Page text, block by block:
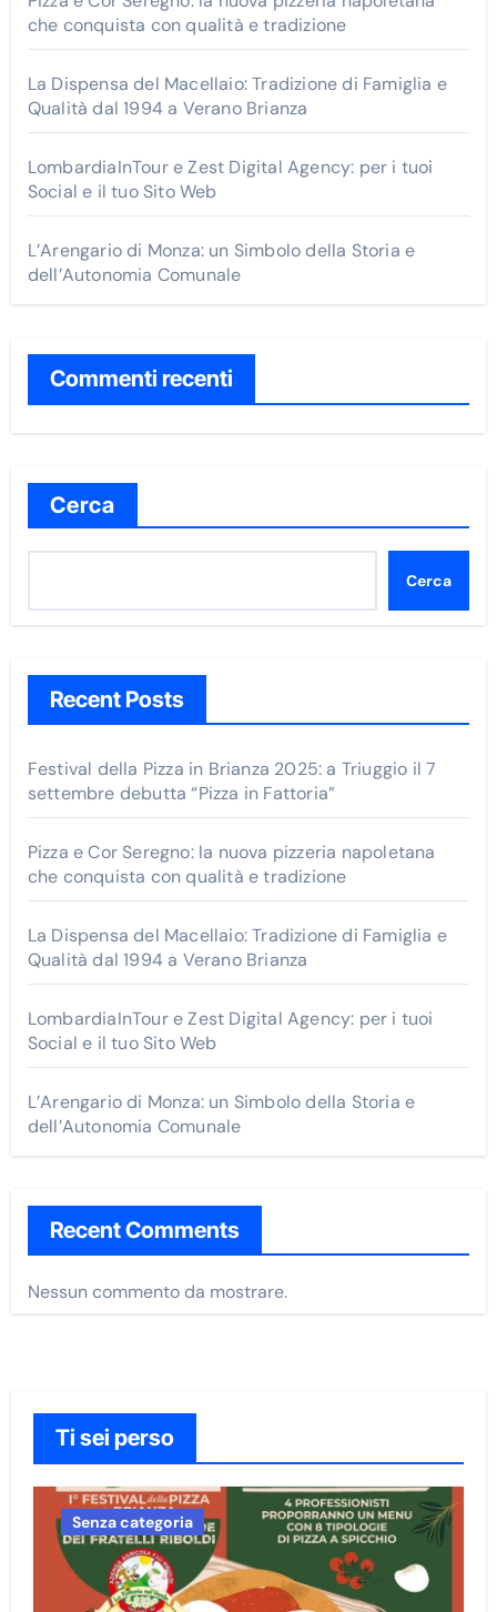
:che conquista con qualità e tradizione
La Dispensa del Macellaio: Tradizione di Famiglia e
Qualità dal 1994 a Verano Brianza
LombardiaInTour e Zest Digital Agency: per i tuoi
Social e il tuo Sito Web
L’Arengario di Monza: un Simbolo della Storia e
dell’Autonomia Comunale
Commenti recenti
Cerca
Cerca
Recent Posts
Festival della Pizza in Brianza 2025: a Triuggio il 7
settembre debutta “Pizza in Fattoria”
Pizza e Cor Seregno: la nuova pizzeria napoletana
che conquista con qualità e tradizione
La Dispensa del Macellaio: Tradizione di Famiglia e
Qualità dal 1994 a Verano Brianza
LombardiaInTour e Zest Digital Agency: per i tuoi
Social e il tuo Sito Web
L’Arengario di Monza: un Simbolo della Storia e
dell’Autonomia Comunale
Recent Comments
Nessun commento da mostrare.
Ti sei perso
Senza categoria